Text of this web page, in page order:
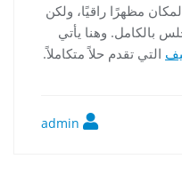
مظهرًا راقيًا، ولكن
بالكامل. وهنا يأتي
التي تقدم حلاً متكاملاً.